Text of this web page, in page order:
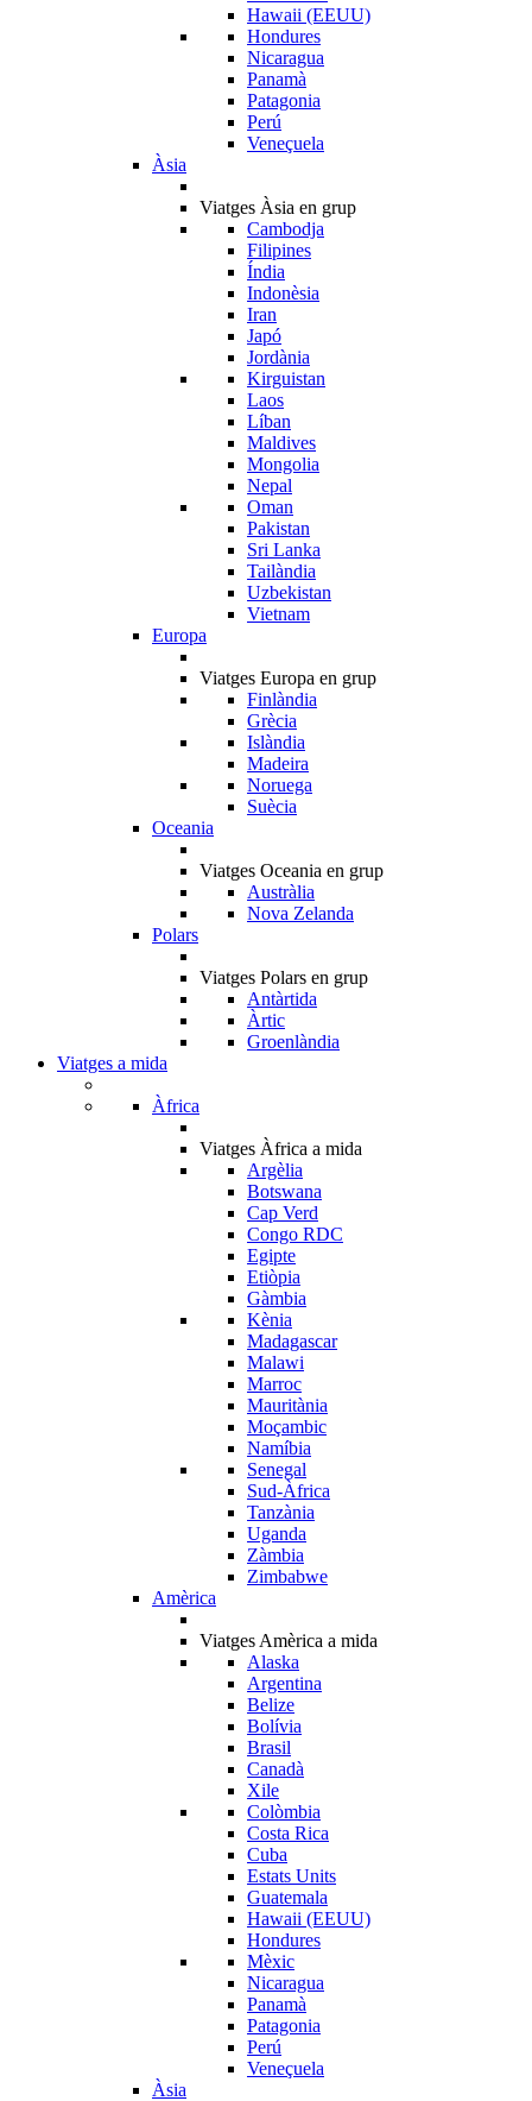
Hawaii (EEUU)
Hondures
Nicaragua
Panamà
Patagonia
Perú
Veneçuela
Àsia
Viatges Àsia en grup
Cambodja
Filipines
Índia
Indonèsia
Iran
Japó
Jordània
Kirguistan
Laos
Líban
Maldives
Mongolia
Nepal
Oman
Pakistan
Sri Lanka
Tailàndia
Uzbekistan
Vietnam
Europa
Viatges Europa en grup
Finlàndia
Grècia
Islàndia
Madeira
Noruega
Suècia
Oceania
Viatges Oceania en grup
Austràlia
Nova Zelanda
Polars
Viatges Polars en grup
Antàrtida
Àrtic
Groenlàndia
Viatges a mida
Àfrica
Viatges Àfrica a mida
Argèlia
Botswana
Cap Verd
Congo RDC
Egipte
Etiòpia
Gàmbia
Kènia
Madagascar
Malawi
Marroc
Mauritània
Moçambic
Namíbia
Senegal
Sud-Àfrica
Tanzània
Uganda
Zàmbia
Zimbabwe
Amèrica
Viatges Amèrica a mida
Alaska
Argentina
Belize
Bolívia
Brasil
Canadà
Xile
Colòmbia
Costa Rica
Cuba
Estats Units
Guatemala
Hawaii (EEUU)
Hondures
Mèxic
Nicaragua
Panamà
Patagonia
Perú
Veneçuela
Àsia